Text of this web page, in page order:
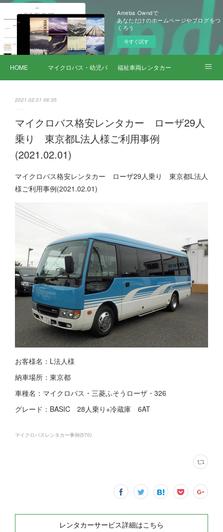
Ameba Owndで
あなただけのホームページやブログをつ
くろう
今すぐ試す
HOME マイクロバス・幼児バス レンタカー福祉車両レンタカー
2021.02.01 06:35
マイクロバス格安レンタカー ローザ29人
乗り 東京都L法人様ご利用事例
(2021.02.01)
マイクロバス格安レンタカー ローザ29人乗り 東京都L法人
様ご利用事例(2021.02.01)
お客様名：L法人様
納車場所：東京都
車種名：マイクロバス・三菱ふそうローザ・326
グレード：BASIC 28人乗り+冷蔵庫 6AT
マイクロバスレンタカー事例(570)
レンタカーサービス詳細はこちら